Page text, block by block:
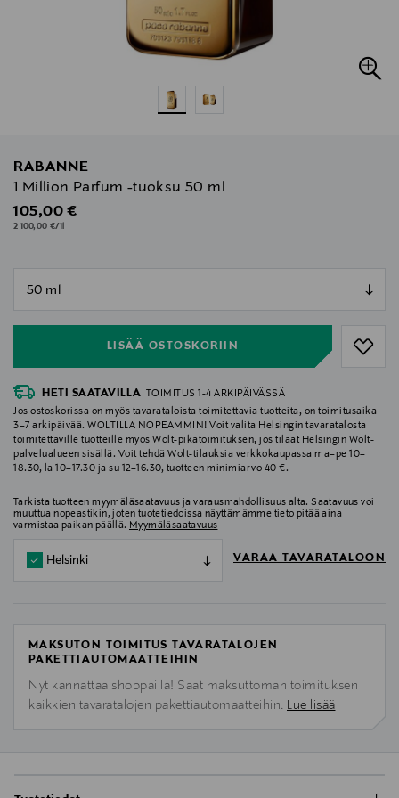
RABANNE
1 Million Parfum -tuoksu 50 ml
Original Price
105,00 €
2 100,00 €/1l
LISÄÄ OSTOSKORIIN
null
HETI SAATAVILLA
TOIMITUS 1-4 ARKIPÄIVÄSSÄ
Jos ostoskorissa on myös tavarataloista toimitettavia tuotteita, on toimitusaika
3–7 arkipäivää. WOLTILLA NOPEAMMIN! Voit valita Helsingin tavaratalosta
toimitettaville tuotteille myös Wolt-pikatoimituksen, jos tilaat Helsingin Wolt-
palvelualueen sisällä. Voit tehdä Wolt-tilauksia verkkokaupassa ma–pe 10–
18.30, la 10–17.30 ja su 12–16.30, tuotteen minimiarvo 40 €.
Tarkista tuotteen myymäläsaatavuus ja varausmahdollisuus alta. Saatavuus voi
muuttua nopeastikin, joten tuotetiedoissa näyttämämme tieto pitää aina
varmistaa paikan päällä. Myymäläsaatavuus
Helsinki VARAA TAVARATALOON
MAKSUTON TOIMITUS TAVARATALOJEN
PAKETTIAUTOMAATTEIHIN
Nyt kannattaa shoppailla! Saat maksuttoman toimituksen
kaikkien tavaratalojen pakettiautomaatteihin. Lue lisää